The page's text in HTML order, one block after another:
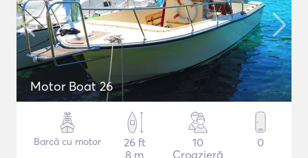
Motor Boat 26
Barcă cu motor
26 ft
8 m
10
Croazieră
0